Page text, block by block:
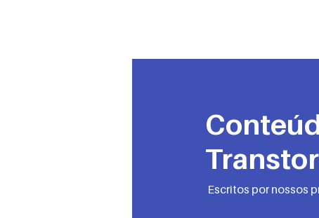
Escritos por nossos